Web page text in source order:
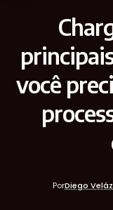
você
PorDiego